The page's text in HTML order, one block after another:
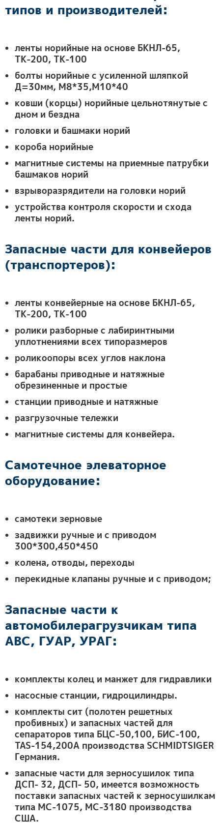
типов и производителей:
ленты норийные на основе БКНЛ-65,
ТК-200, ТК-100
болты норийные с усиленной шляпкой
Д=30мм, М8*35,М10*40
ковши (корцы) норийные цельнотянутые с
дном и бездна
головки и башмаки норий
короба норийные
магнитные системы на приемные патрубки
башмаков норий
взрыворазрядители на головки норий
устройства контроля скорости и схода
ленты норий.
Запасные части для конвейеров
(транспортеров):
ленты конвейерные на основе БКНЛ-65,
ТК-200, ТК-100
ролики разборные с лабиринтными
уплотнениями всех типоразмеров
роликоопоры всех углов наклона
барабаны приводные и натяжные
обрезиненные и простые
станции приводные и натяжные
разгрузочные тележки
магнитные системы для конвейера.
Самотечное элеваторное
оборудование:
самотеки зерновые
задвижки ручные и с приводом
300*300,450*450
колена, отводы, переходы
перекидные клапаны ручные и с приводом;
Запасные части к
автомобилерагрузчикам типа
ABC, ГУАР, УРАГ:
комплекты колец и манжет для гидравлики
насосные станции, гидроцилиндры.
комплекты сит (полотен решетных
пробивных) и запасных частей для
сепараторов типа БЦС-50,100, БИС-100,
TAS-154,200А производства SCHMIDTSIGER
Германия.
запасные части для зерносушилок типа
ДСП- 32, ДСП- 50, имеется возможность
поставки запасных частей к зерносушилкам
типа МС-1075, МС-3180 производства
США.